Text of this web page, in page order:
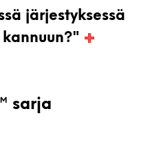
järjestyksessä
sarja